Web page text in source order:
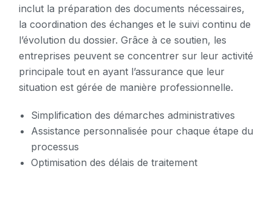
inclut la préparation des documents nécessaires,
la coordination des échanges et le suivi continu de
l’évolution du dossier. Grâce à ce soutien, les
entreprises peuvent se concentrer sur leur activité
principale tout en ayant l’assurance que leur
situation est gérée de manière professionnelle.
Simplification des démarches administratives
Assistance personnalisée pour chaque étape du
processus
Optimisation des délais de traitement